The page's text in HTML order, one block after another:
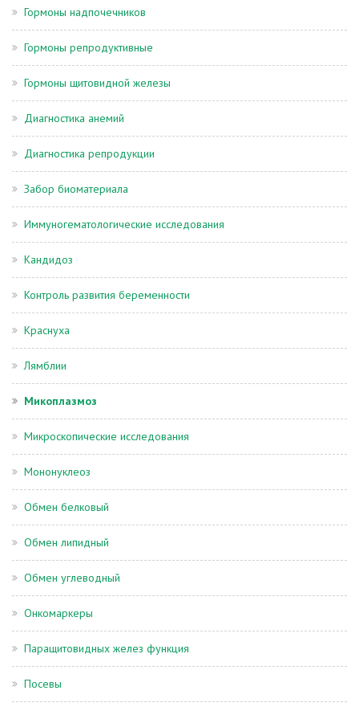
Гормоны надпочечников
Гормоны репродуктивные
Гормоны щитовидной железы
Диагностика анемий
Диагностика репродукции
Забор биоматериала
Иммуногематологические исследования
Кандидоз
Контроль развития беременности
Краснуха
Лямблии
Микоплазмоз
Микроскопические исследования
Мононуклеоз
Обмен белковый
Обмен липидный
Обмен углеводный
Онкомаркеры
Паращитовидных желез функция
Посевы